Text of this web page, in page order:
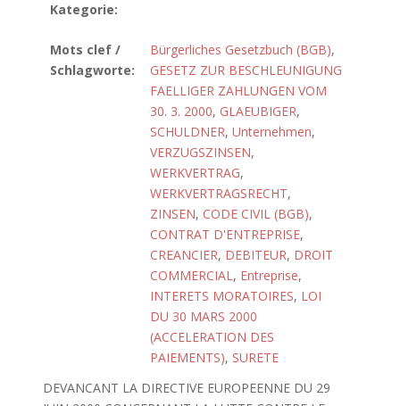
Kategorie:
Mots clef /
Schlagworte:
Bürgerliches Gesetzbuch (BGB),
GESETZ ZUR BESCHLEUNIGUNG
FAELLIGER ZAHLUNGEN VOM
30. 3. 2000, GLAEUBIGER,
SCHULDNER, Unternehmen,
VERZUGSZINSEN,
WERKVERTRAG,
WERKVERTRAGSRECHT,
ZINSEN, CODE CIVIL (BGB),
CONTRAT D'ENTREPRISE,
CREANCIER, DEBITEUR, DROIT
COMMERCIAL, Entreprise,
INTERETS MORATOIRES, LOI
DU 30 MARS 2000
(ACCELERATION DES
PAIEMENTS), SURETE
DEVANCANT LA DIRECTIVE EUROPEENNE DU 29